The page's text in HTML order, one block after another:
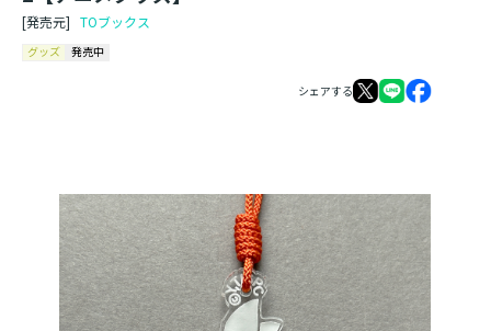
[発売元] TOブックス
グッズ 発売中
シェアする